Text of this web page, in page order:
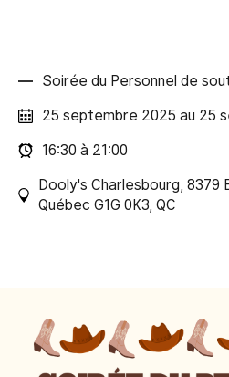
Soirée du Personnel de
25 septembre 2025 au 25
16:30 à 21:00
Dooly's Charlesbourg, 8379
Québec G1G 0K3, QC